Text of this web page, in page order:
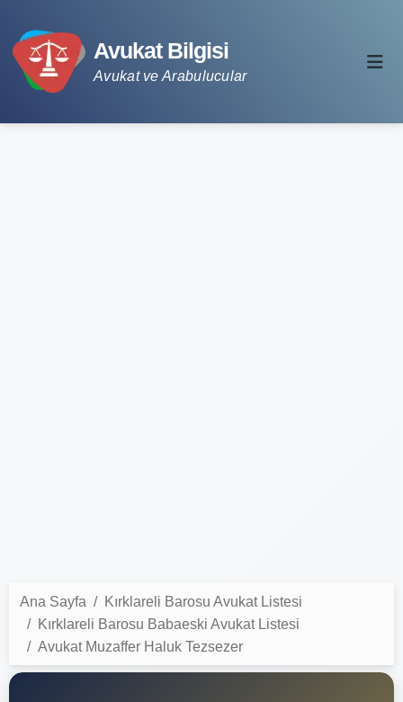
Avukat Bilgisi
Avukat ve Arabulucular
Ana Sayfa
Kırklareli Barosu Avukat Listesi
Kırklareli Barosu Babaeski Avukat Listesi
Avukat Muzaffer Haluk Tezsezer